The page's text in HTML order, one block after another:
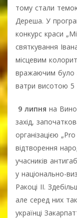
тому стали
Дереша. У
конкурс краси
святкування
місцевим
вражаючим було
ватри висотою 5
9 липня на
захід,
організацією
відтворення
учасників
у національно-
Ракоці ІІ.
але серед них
українці